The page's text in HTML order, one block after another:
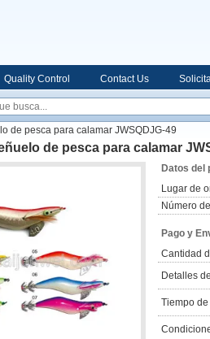
Quality Control Contact Us
de pesca para calamar JWSQDJG-49
de pesca para calamar
Datos del
Lugar de
Número
Pago y
Cantidad
Detalles
Tiempo